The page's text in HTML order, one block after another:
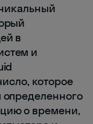
в
и
которое
определенного
о времени,